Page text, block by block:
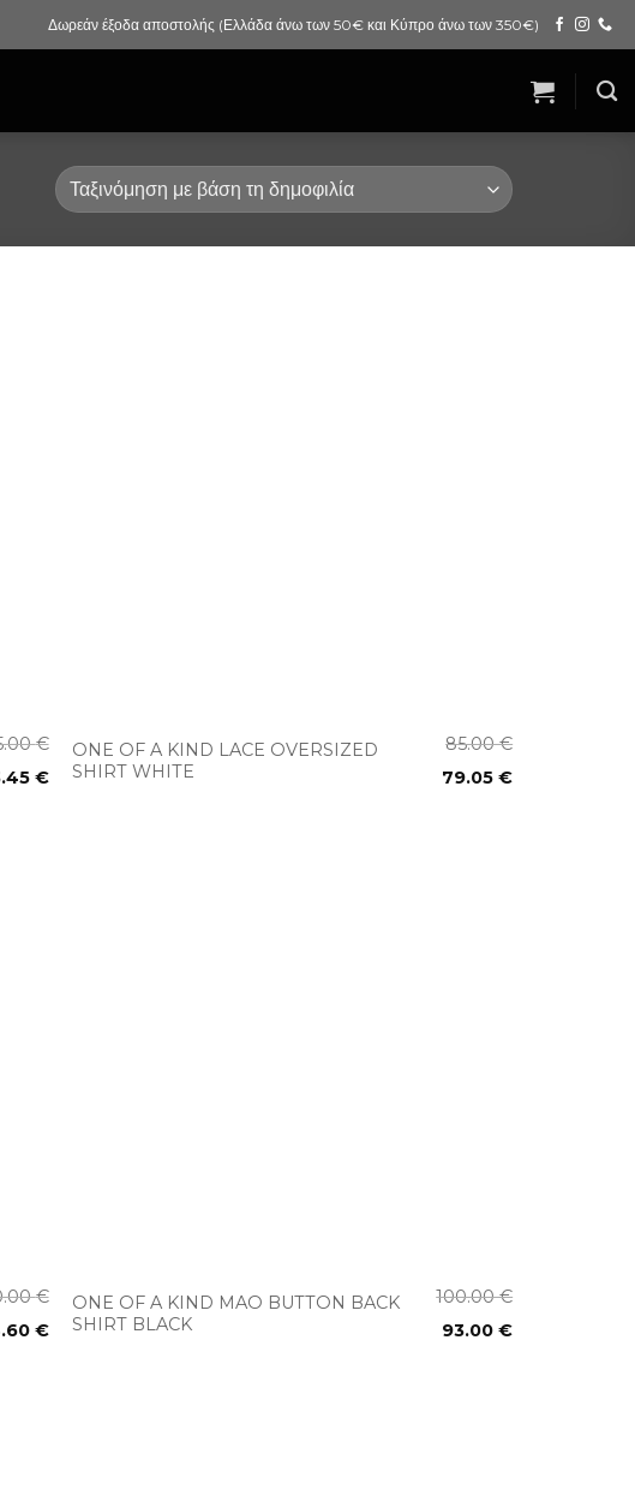
Δωρεάν έξοδα αποστολής (Ελλάδα άνω των 50€ και Κύπρο άνω των 350€)
€
€
ONE OF A KIND LACE OVERSIZED
SHIRT WHITE
85.00€
79.05€
€
€
ONE OF A KIND MAO BUTTON BACK
SHIRT BLACK
100.00€
93.00€